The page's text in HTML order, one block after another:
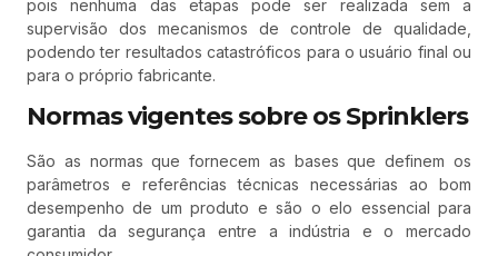
pois nenhuma das etapas pode ser realizada sem a
supervisão dos mecanismos de controle de qualidade,
podendo ter resultados catastróficos para o usuário final ou
para o próprio fabricante.
Normas vigentes sobre os Sprinklers
São as normas que fornecem as bases que definem os
parâmetros e referências técnicas necessárias ao bom
desempenho de um produto e são o elo essencial para
garantia da segurança entre a indústria e o mercado